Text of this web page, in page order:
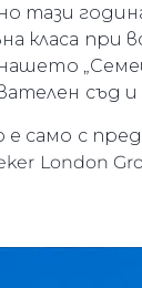
тази
при
съд и
само с
London